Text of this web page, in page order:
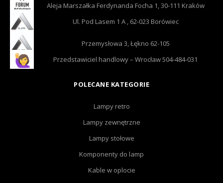
Aleja Marszałka Ferdynanda Focha 1, 30-111 Kraków
Ul. Pod Lasem 1 A , 62-023 Borówiec
Przemysłowa 3, Łękno 62-105
Przedstawiciel handlowy – Wrocław 504-484-031
POLECANE KATEGORIE
Lampy retro
Lampy zewnętrzne
Lampy stołowe
Komponenty do lamp
Kable w oplocie